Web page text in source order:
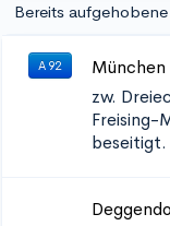
Bereits
A 92 München
zw.
Freising-
beseitigt.